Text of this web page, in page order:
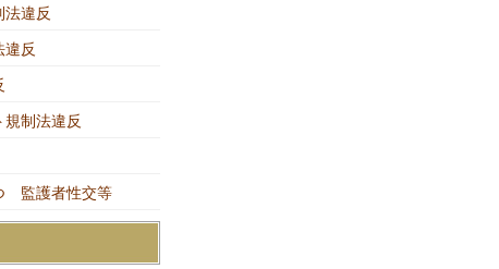
違反
反
制法違反
監護者性交等